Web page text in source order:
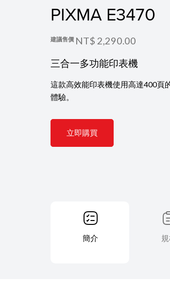
PIXMA E3470
建議售價 NT$ 2,290.00
三合一多功能印表機
這款高效能印表機使用高達400頁
體驗。
立即購買
簡介